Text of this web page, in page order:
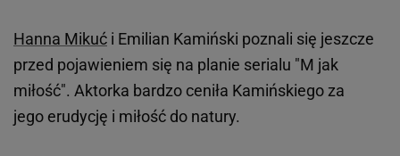
Hanna Mikuć i Emilian Kamiński poznali się jeszcze
przed pojawieniem się na planie serialu "M jak
miłość". Aktorka bardzo ceniła Kamińskiego za
jego erudycję i miłość do natury.